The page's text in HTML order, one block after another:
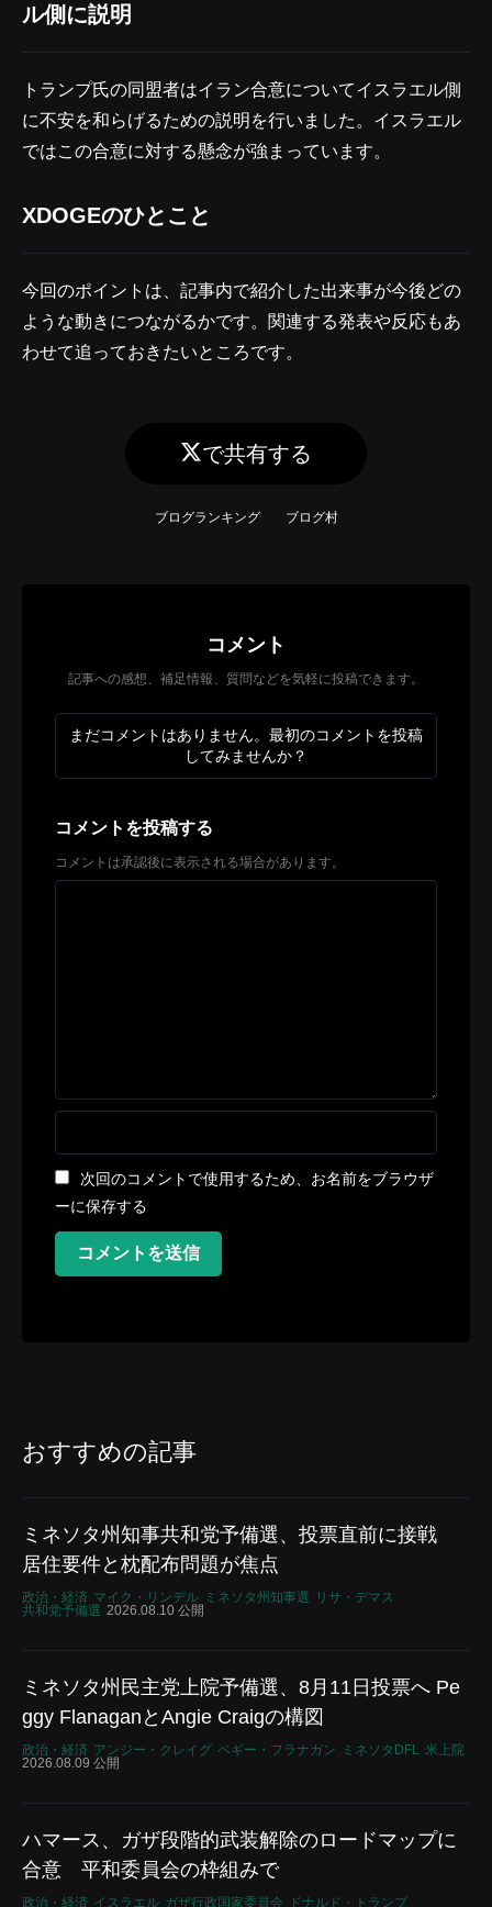
ル側に説明
トランプ氏の同盟者はイラン合意についてイスラエル側
に不安を和らげるための説明を行いました。イスラエル
ではこの合意に対する懸念が強まっています。
XDOGEのひとこと
今回のポイントは、記事内で紹介した出来事が今後どの
ような動きにつながるかです。関連する発表や反応もあ
わせて追っておきたいところです。
で共有する
ブログランキング ブログ村
コメント
記事への感想、補足情報、質問などを気軽に投稿できます。
まだコメントはありません。最初のコメントを投稿
してみませんか？
コメントを投稿する
コメントは承認後に表示される場合があります。
次回のコメントで使用するため、お名前をブラウザ
ーに保存する
コメントを送信
おすすめの記事
ミネソタ州知事共和党予備選、投票直前に接戦
居住要件と枕配布問題が焦点
政治・経済 マイク・リンデル ミネソタ州知事選
リサ・デマス
共和党予備選 2026.08.10 公開
ミネソタ州民主党上院予備選、8月11日投票へ Pe
ggy FlanaganとAngie Craigの構図
政治・経済 アンジー・クレイグ ペギー・フラナガン ミネソタDFL 米上院
2026.08.09 公開
ハマース、ガザ段階的武装解除のロードマップに
合意 平和委員会の枠組みで
政治・経済 イスラエル ガザ行政国家委員会 ドナルド・トランプ